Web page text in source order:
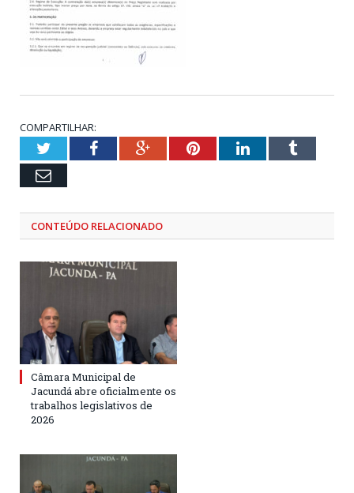
COMPARTILHAR:
TwitterFacebookGoogle+PinterestLinkedInTumblr
Email
CONTEÚDO RELACIONADO
Câmara Municipal de
Jacundá abre oficialmente os
trabalhos legislativos de
2026